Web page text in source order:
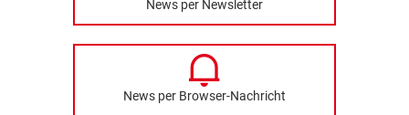
News per Newsletter
News per Browser-Nachricht